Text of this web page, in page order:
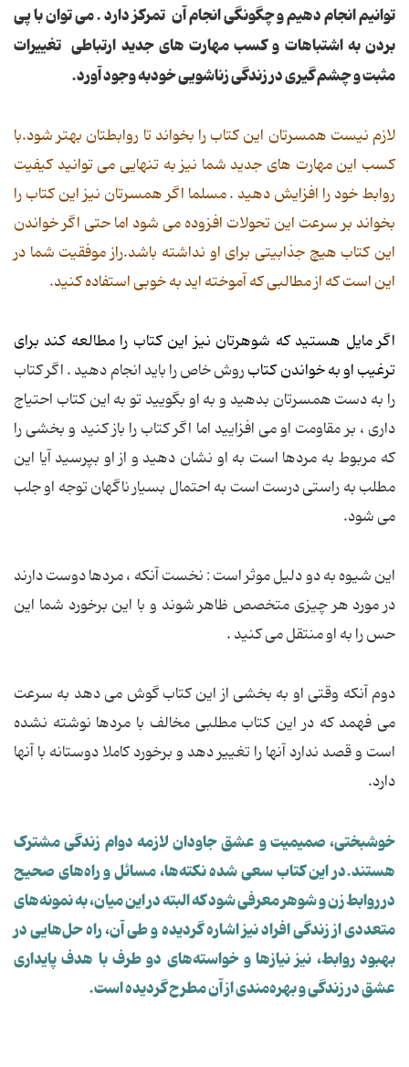
توانیم انجام دهیم و چگونگی انجام آن تمرکز دارد .می توان با پی
بردن به اشتباهات و کسب مهارت های جدید ارتباطی تغییرات
مثبت و چشم گیری در زندگی زناشویی خودبه وجود آورد.
لازم نیست همسرتان این کتاب را بخواند تا روابطتان بهتر شود.با
کسب این مهارت های جدید شما نیز به تنهایی می توانید کیفیت
روابط خود را افزایش دهید . مسلما اگر همسرتان نیز این کتاب را
بخواند بر سرعت این تحولات افزوده می شود اما حتی اگر خواندن
این کتاب هیچ جذابیتی برای او نداشته باشد.راز موفقیت شما در
این است که از مطالبی که آموخته اید به خوبی استفاده کنید.
اگر مایل هستید که شوهرتان نیز این کتاب را مطالعه کند برای
ترغیب او به خواندن کتابروش خاص را باید انجام دهید . اگر کتاب
را به دست همسرتان بدهید و به او بگویید تو به این کتاب احتیاج
داری ، بر مقاومت او می افزایید اما اگر کتاب را باز کنید و بخشی را
که مربوط به مردها است به او نشان دهید و از او بپرسید آیا این
مطلب به راستی درست است به احتمال بسیار ناگهان توجه او جلب
می شود.
این شیوه به دو دلیل موثر است : نخست آنکه ، مردها دوست دارند
در مورد هر چیزی متخصص ظاهر شوند و با این برخورد شما این
حس را به او منتقل می کنید .
دوم آنکه وقتی او به بخشی از این کتاب گوش می دهد به سرعت
می فهمد که در این کتاب مطلبی مخالف با مردها نوشته نشده
است و قصد ندارد آنها را تغییر دهد و برخورد کاملا دوستانه با آنها
دارد.
خوشبختی، صمیمیت و عشق جاودان لازمه دوام زندگی مشترک
هستند.در این كتاب سعی شده نكته‌ها، مسائل و راه‌های صحیح
در روابط زن و شوهر معرفی شود كه البته در این میان، به نمونه‌های
متعددی از زندگی افراد نیز اشاره گردیده و طی آن، راه حل‌هایی در
بهبود روابط، نیز نیازها و خواسته‌های دو طرف با هدف پایداری
عشق در زندگی و بهره‌مندی از آن مطرح گردیده است.